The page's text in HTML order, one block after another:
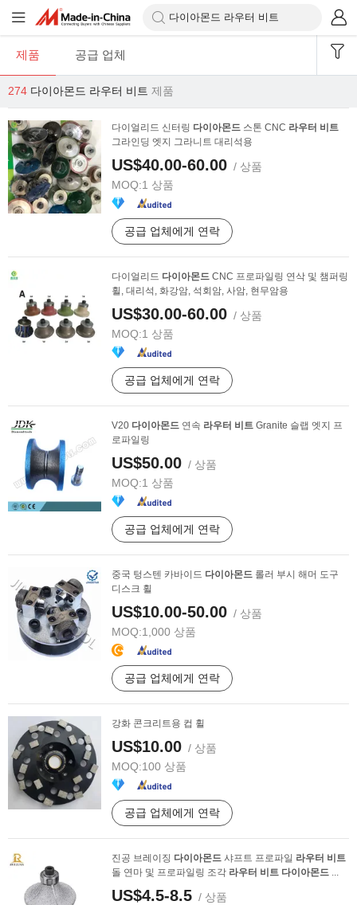
제품 공급 업체
274 다이아몬드 라우터 비트 제품
다이얼리드 신터링 다이아몬드 스톤 CNC 라우터 비트
그라인딩 엣지 그라니트 대리석용
US$40.00-60.00 / 상품
MOQ:1 상품
공급 업체에게 연락
다이얼리드 다이아몬드 CNC 프로파일링 연삭 및 챔퍼링
휠, 대리석, 화강암, 석회암, 사암, 현무암용
US$30.00-60.00 / 상품
MOQ:1 상품
공급 업체에게 연락
V20 다이아몬드 연속 라우터 비트 Granite 슬랩 엣지 프
로파일링
US$50.00 / 상품
MOQ:1 상품
공급 업체에게 연락
중국 텅스텐 카바이드 다이아몬드 롤러 부시 해머 도구
디스크 휠
US$10.00-50.00 / 상품
MOQ:1,000 상품
공급 업체에게 연락
강화 콘크리트용 컵 휠
US$10.00 / 상품
MOQ:100 상품
공급 업체에게 연락
진공 브레이징 다이아몬드 샤프트 프로파일 라우터 비트
돌 연마 및 프로파일링 조각 라우터 비트 다이아몬드 ...
US$4.5-8.5 / 상품